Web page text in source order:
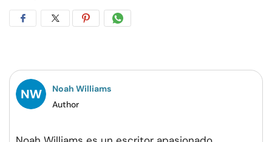
CompartirCompartirCompartirCompartir
Noah Williams
Author